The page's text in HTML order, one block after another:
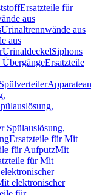
Ersatzteile für
aus
Urinaltrennwände aus
aus
UrinaldeckelSiphons
Ersatzteile
Spülverteiler
Spülauslösung,
Ersatzteile für Mit
für AufputzMit
für Mit
elektronischer